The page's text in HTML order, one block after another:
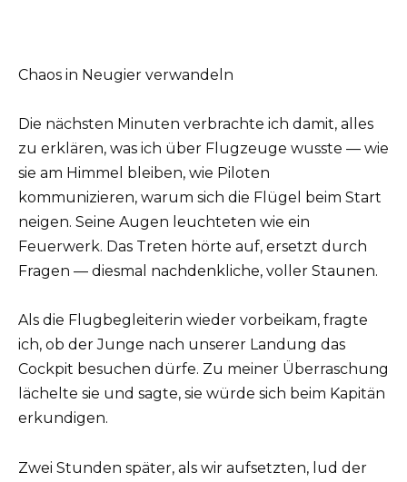
Chaos in Neugier verwandeln
Die nächsten Minuten verbrachte ich damit, alles
zu erklären, was ich über Flugzeuge wusste — wie
sie am Himmel bleiben, wie Piloten
kommunizieren, warum sich die Flügel beim Start
neigen. Seine Augen leuchteten wie ein
Feuerwerk. Das Treten hörte auf, ersetzt durch
Fragen — diesmal nachdenkliche, voller Staunen.
Als die Flugbegleiterin wieder vorbeikam, fragte
ich, ob der Junge nach unserer Landung das
Cockpit besuchen dürfe. Zu meiner Überraschung
lächelte sie und sagte, sie würde sich beim Kapitän
erkundigen.
Zwei Stunden später, als wir aufsetzten, lud der